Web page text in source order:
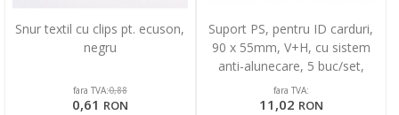
Snur textil cu clips pt. ecuson,
negru
fara TVA:0,88
0,61 RON
Suport PS, pentru ID carduri,
90 x 55mm, V+H, cu sistem
anti-alunecare, 5 buc/set,
KEJEA - transp.
fara TVA:
11,02 RON